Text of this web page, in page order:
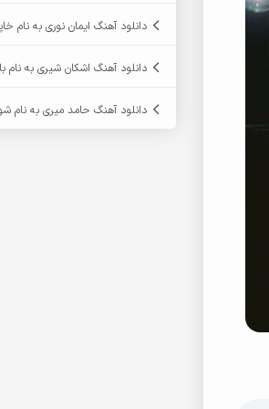
دانلود آهنگ ایمان نوری به نام
دانلود آهنگ اشکان شیری به نام
دانلود آهنگ حامد میری به نام